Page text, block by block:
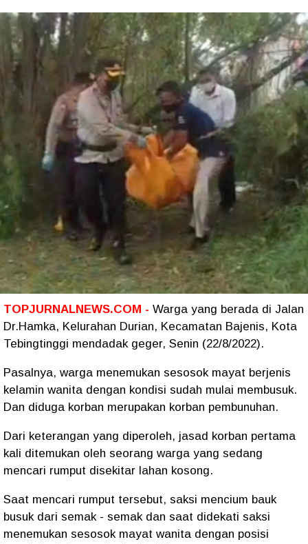
TOPJURNALNEWS.COM - Warga yang berada di Jalan
Dr.Hamka, Kelurahan Durian, Kecamatan Bajenis, Kota
Tebingtinggi mendadak geger, Senin (22/8/2022).
Pasalnya, warga menemukan sesosok mayat berjenis
kelamin wanita dengan kondisi sudah mulai membusuk.
Dan diduga korban merupakan korban pembunuhan.
Dari keterangan yang diperoleh, jasad korban pertama
kali ditemukan oleh seorang warga yang sedang
mencari rumput disekitar lahan kosong.
Saat mencari rumput tersebut, saksi mencium bauk
busuk dari semak - semak dan saat didekati saksi
menemukan sesosok mayat wanita dengan posisi